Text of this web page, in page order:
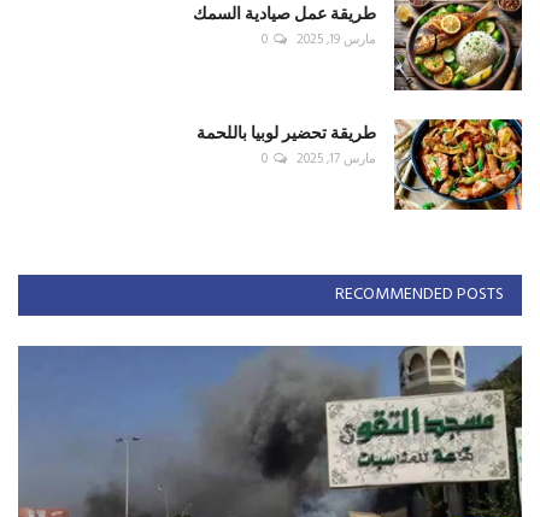
طريقة عمل صيادية السمك
مارس 19, 2025 0
طريقة تحضير لوبيا باللحمة
مارس 17, 2025 0
RECOMMENDED POSTS